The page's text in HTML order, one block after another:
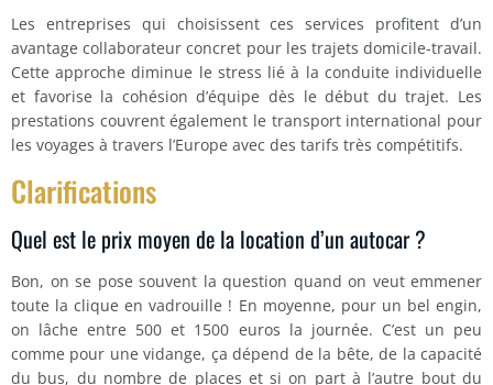
Les entreprises qui choisissent ces services profitent d’un
avantage collaborateur concret pour les trajets domicile-travail.
Cette approche diminue le stress lié à la conduite individuelle
et favorise la cohésion d’équipe dès le début du trajet. Les
prestations couvrent également le transport international pour
les voyages à travers l’Europe avec des tarifs très compétitifs.
Clarifications
Quel est le prix moyen de la location d’un autocar ?
Bon, on se pose souvent la question quand on veut emmener
toute la clique en vadrouille ! En moyenne, pour un bel engin,
on lâche entre 500 et 1500 euros la journée. C’est un peu
comme pour une vidange, ça dépend de la bête, de la capacité
du bus, du nombre de places et si on part à l’autre bout du